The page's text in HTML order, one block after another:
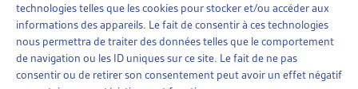
technologies telles que les cookies pour stocker et/ou accéder aux
informations des appareils. Le fait de consentir à ces technologies
nous permettra de traiter des données telles que le comportement
de navigation ou les ID uniques sur ce site. Le fait de ne pas
consentir ou de retirer son consentement peut avoir un effet négatif
PERSPECTIVES» DOCUMENTS DE RÉFLEXION»
PROPOSITIONS DE RÉFORMES
POUR UNE VISION NOUVELLE DE LA SÉCURITÉ
SOCIALE